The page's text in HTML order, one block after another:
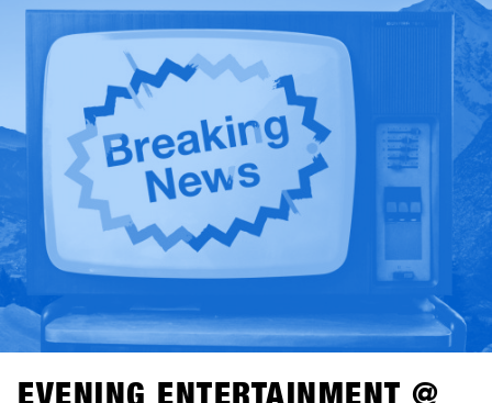
Mittelpunkt und geht der Frage nach, wie unterschiedliche
Contests Konsumenten, Kultur und die Zukunft des
Snowboardens beeinflussen. Am Dienstag richtet sich der
Blick auf Medien und Storytelling: Wer erzählt heute die
Geschichten des Snowboardens – und warum ist das für
das Business relevant?Klar und fokussiert moderiert von
Alba Pardo liefern die Talks echte Insights, offene
Diskussionen und Perspektiven, die die Snowboarding-
Industrie und den Handel bewegen.